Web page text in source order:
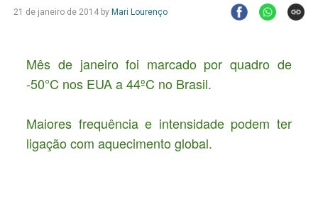
21 de janeiro de 2014by Mari Lourenço
Mês de janeiro foi marcado por quadro de
-50°C nos EUA a 44ºC no Brasil.
Maiores frequência e intensidade podem ter
ligação com aquecimento global.